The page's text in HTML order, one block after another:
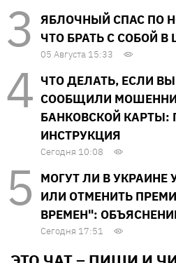
ЯБЛОЧНЫЙ СПАС ПО
ЧТО БРАТЬ С СОБОЙ В
05 Августа 15:33
ЧТО ДЕЛАТЬ, ЕСЛИ
СООБЩИЛИ
БАНКОВСКОЙ КАРТЫ:
ИНСТРУКЦИЯ
Сегодня 10:08
МОГУТ ЛИ В
ИЛИ ОТМЕНИТЬ
ВРЕМЕН":
Сегодня 17:51